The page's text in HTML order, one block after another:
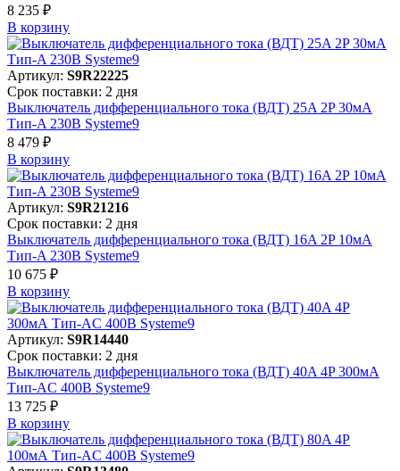
8 235 ₽
В корзинy
Артикул: S9R22225
Срок поставки: 2 дня
Выключатель дифференциального тока (ВДТ) 25A 2P 30мА
Тип-A 230В Systeme9
8 479 ₽
В корзинy
Артикул: S9R21216
Срок поставки: 2 дня
Выключатель дифференциального тока (ВДТ) 16A 2P 10мА
Тип-A 230В Systeme9
10 675 ₽
В корзинy
Артикул: S9R14440
Срок поставки: 2 дня
Выключатель дифференциального тока (ВДТ) 40A 4P 300мА
Тип-AC 400В Systeme9
13 725 ₽
В корзинy